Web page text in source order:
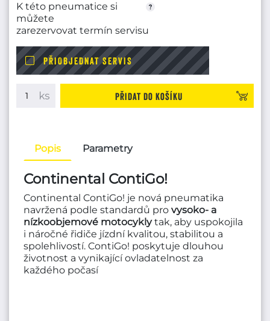
K této pneumatice si
můžete
zarezervovat termín servisu
PŘIOBJEDNAT SERVIS
Přidat do košíku
Popis Parametry
Continental ContiGo!
Continental ContiGo! je nová pneumatika
navržená podle standardů pro vysoko- a
nízkoobjemové motocyklytak, aby uspokojila
i náročné řidiče jízdní kvalitou, stabilitou a
spolehlivostí. ContiGo! poskytuje dlouhou
životnost a vynikající ovladatelnost za
každého počasí